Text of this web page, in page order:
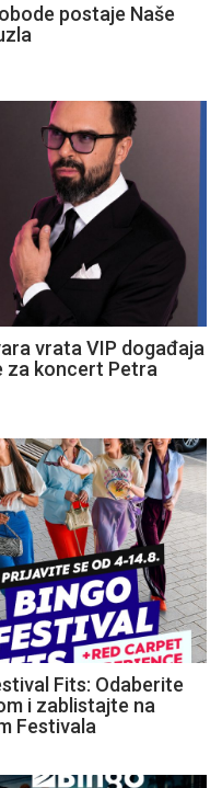
postaje Naše
vrata VIP događaja
za koncert Petra
Fits: Odaberite
i zablistajte na
Festivala